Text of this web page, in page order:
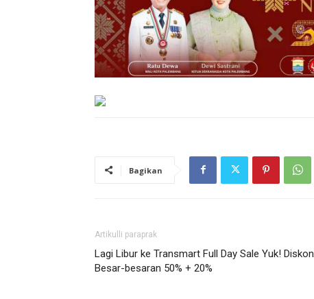
Bagikan
Artikulli paraprak
Lagi Libur ke Transmart Full Day Sale Yuk! Diskon
Besar-besaran 50% + 20%